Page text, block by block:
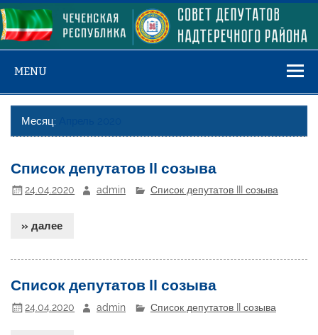
Skip
to
content
MENU
Месяц:
Список депутатов II созыва
24.04.2020 admin Список депутатов III созыва
» далее
Список депутатов II созыва
24.04.2020 admin Список депутатов II созыва